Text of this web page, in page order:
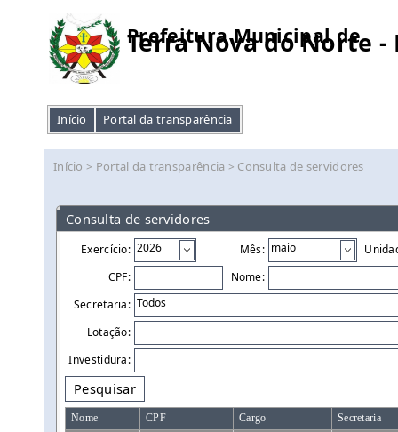
Prefeitura Municipal de
Terra Nova do Norte -
Início Portal da transparência
Início > Portal da transparência > Consulta de servidores
Consulta de servidores
Exercício: Mês:
CPF:
Nome:
Secretaria:
Lotação:
Investidura:
Pesquisar
Nome CPF Cargo Secretaria